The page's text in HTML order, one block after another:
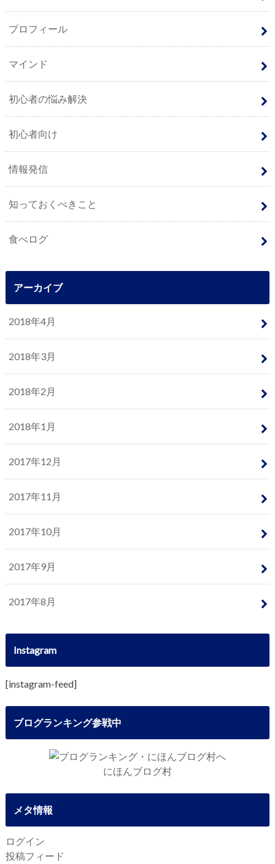
プロフィール
マインド
初心者の悩み解決
初心者向け
情報発信
知っておくべきこと
食べログ
アーカイブ
2018年4月
2018年3月
2018年2月
2018年1月
2017年12月
2017年11月
2017年10月
2017年9月
2017年8月
Instagram
[instagram-feed]
ブログランキング参戦中
にほんブログ村
メタ情報
ログイン
投稿フィード